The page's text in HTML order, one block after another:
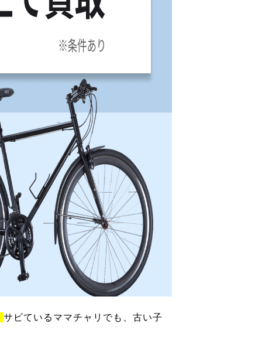
サビているママチャリでも、古い子